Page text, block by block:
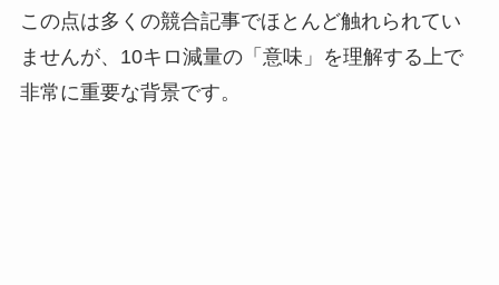
この点は多くの競合記事でほとんど触れられてい
ませんが、10キロ減量の「意味」を理解する上で
非常に重要な背景です。